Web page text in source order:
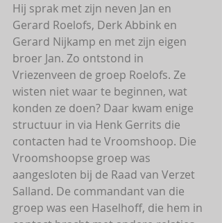
Hij sprak met zijn neven Jan en
Gerard Roelofs, Derk Abbink en
Gerard Nijkamp en met zijn eigen
broer Jan. Zo ontstond in
Vriezenveen de groep Roelofs. Ze
wisten niet waar te beginnen, wat
konden ze doen? Daar kwam enige
structuur in via Henk Gerrits die
contacten had te Vroomshoop. Die
Vroomshoopse groep was
aangesloten bij de Raad van Verzet
Salland. De commandant van die
groep was een Haselhoff, die hem in